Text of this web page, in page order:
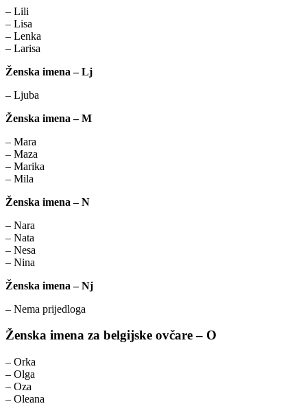
– Lili
– Lisa
– Lenka
– Larisa
Ženska imena – Lj
– Ljuba
Ženska imena – M
– Mara
– Maza
– Marika
– Mila
Ženska imena – N
– Nara
– Nata
– Nesa
– Nina
Ženska imena – Nj
– Nema prijedloga
Ženska imena za belgijske ovčare – O
– Orka
– Olga
– Oza
– Oleana